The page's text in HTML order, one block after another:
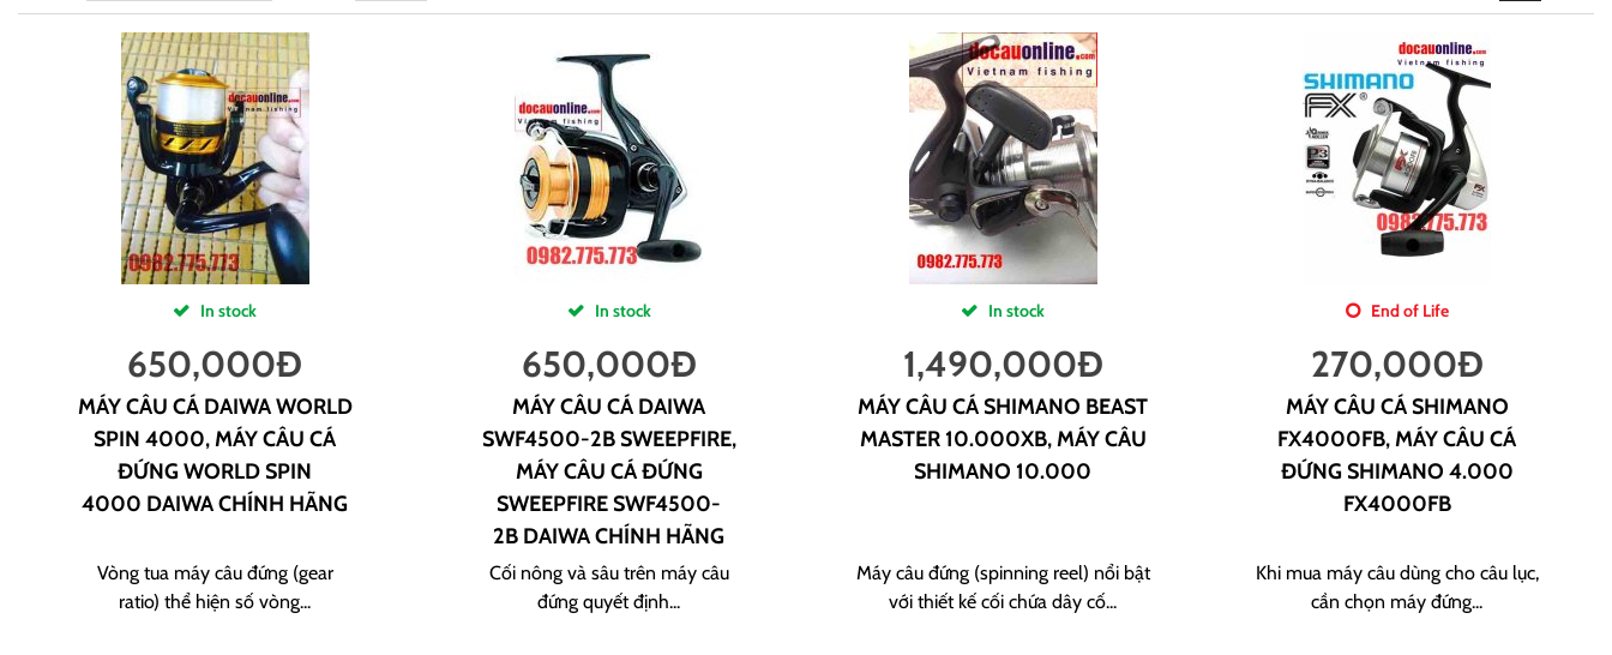
In stock
650,000Đ
MÁY CÂU CÁ DAIWA WORLD
SPIN 4000, MÁY CÂU CÁ
ĐỨNG WORLD SPIN
4000 DAIWA CHÍNH HÃNG
Vòng tua máy câu đứng (gear
ratio) thể hiện số vòng...
In stock
650,000Đ
MÁY CÂU CÁ DAIWA
SWF4500-2B SWEEPFIRE,
MÁY CÂU CÁ ĐỨNG
SWEEPFIRE SWF4500-
2B DAIWA CHÍNH HÃNG
Cối nông và sâu trên máy câu
đứng quyết định...
In stock
1,490,000Đ
MÁY CÂU CÁ SHIMANO BEAST
MASTER 10.000XB, MÁY CÂU
SHIMANO 10.000
Máy câu đứng (spinning reel) nổi bật
với thiết kế cối chứa dây cố...
End of Life
270,000Đ
MÁY CÂU CÁ SHIMANO
FX4000FB, MÁY CÂU CÁ
ĐỨNG SHIMANO 4.000
FX4000FB
Khi mua máy câu dùng cho câu lục,
cần chọn máy đứng...